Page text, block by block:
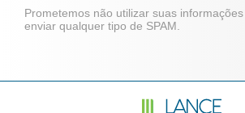
Prometemos não utilizar suas
enviar qualquer tipo de SPAM.